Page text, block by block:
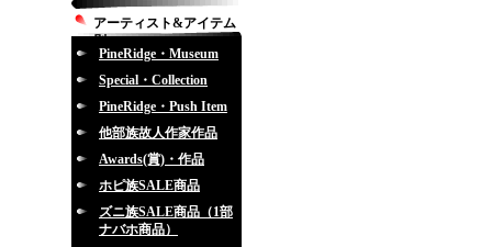
アーティスト&アイテム
別
PineRidge・Museum
Special・Collection
PineRidge・Push Item
他部族故人作家作品
Awards(賞)・作品
ホピ族SALE商品
ズニ族SALE商品（1部
ナバホ商品）